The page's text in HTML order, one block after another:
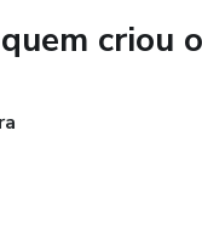
prática e um
profissional.
criou